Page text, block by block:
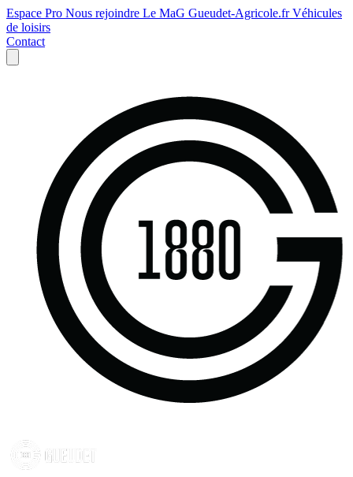
Espace Pro Nous rejoindre Le MaG Gueudet-Agricole.frVéhicules
de loisirs
Contact